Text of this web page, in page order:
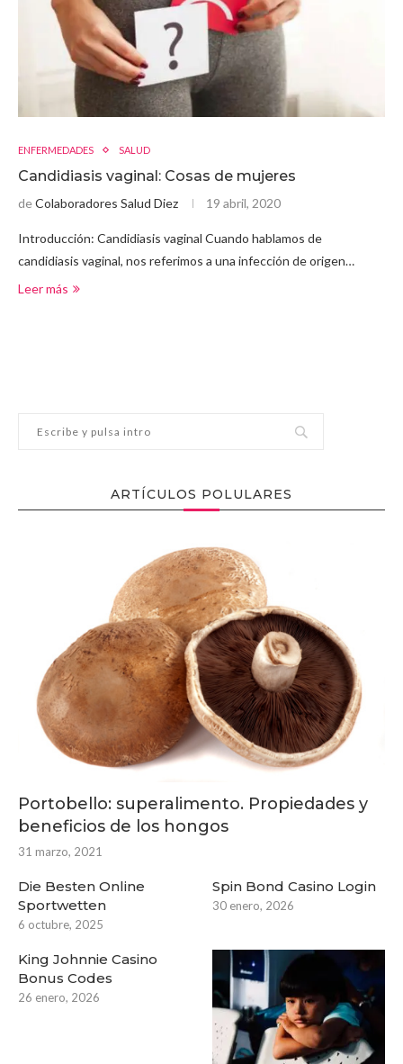
ENFERMEDADES SALUD
Candidiasis vaginal: Cosas de mujeres
deColaboradores Salud Diez 19 abril, 2020
Introducción: Candidiasis vaginal Cuando hablamos de
candidiasis vaginal, nos referimos a una infección de origen…
Leer más
ARTÍCULOS POLULARES
Portobello: superalimento. Propiedades y
beneficios de los hongos
31 marzo, 2021
Die Besten Online
Sportwetten
6 octubre, 2025
Spin Bond Casino Login
30 enero, 2026
King Johnnie Casino
Bonus Codes
26 enero, 2026